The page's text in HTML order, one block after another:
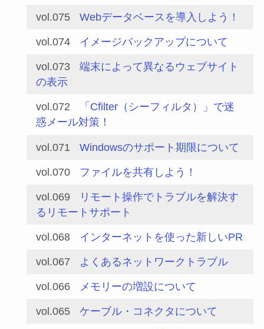
vol.075 Webデータベースを導入しよう！
vol.074 イメージバックアップについて
vol.073
端末によって異なるウェブサイト
の表示
vol.072
「Cfilter（シーフィルタ）」で迷
惑メール対策！
vol.071 Windowsのサポート期限について
vol.070 ファイルを共有しよう！
vol.069
リモート操作でトラブルを解決す
るリモートサポート
vol.068 インターネットを使った新しいPR
vol.067 よくあるネットワークトラブル
vol.066 メモリーの増設について
vol.065 ケーブル・コネクタについて